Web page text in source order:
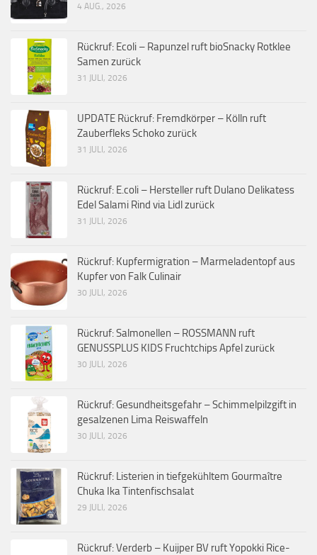
4 AUG., 2026
Rückruf: Ecoli – Rapunzel ruft bioSnacky Rotklee
Samen zurück
31 JULI, 2026
UPDATE Rückruf: Fremdkörper – Kölln ruft
Zauberfleks Schoko zurück
31 JULI, 2026
Rückruf: E.coli – Hersteller ruft Dulano Delikatess
Edel Salami Rind via Lidl zurück
31 JULI, 2026
Rückruf: Kupfermigration – Marmeladentopf aus
Kupfer von Falk Culinair
30 JULI, 2026
Rückruf: Salmonellen – ROSSMANN ruft
GENUSSPLUS KIDS Fruchtchips Apfel zurück
30 JULI, 2026
Rückruf: Gesundheitsgefahr – Schimmelpilzgift in
gesalzenen Lima Reiswaffeln
30 JULI, 2026
Rückruf: Listerien in tiefgekühltem Gourmaître
Chuka Ika Tintenfischsalat
29 JULI, 2026
Rückruf: Verderb – Kuijper BV ruft Yopokki Rice-